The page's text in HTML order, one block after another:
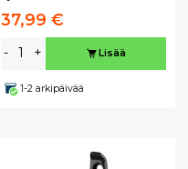
37,99 €
- + Lisää
1-2 arkipäivää